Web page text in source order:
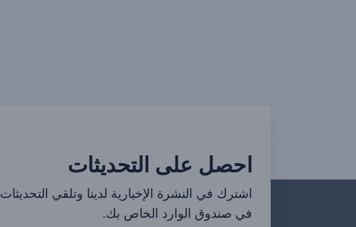
احصل على التحديثات
اشترك في النشرة الإخبارية لدينا وتلقي التحديثات
في صندوق الوارد الخاص بك.